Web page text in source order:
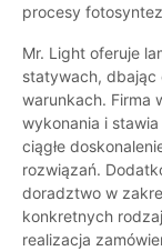
procesy
Mr. Light oferuje
statywach,
warunkach. Firma
wykonania i
ciągłe
rozwiązań.
doradztwo w
konkretnych
realizacja